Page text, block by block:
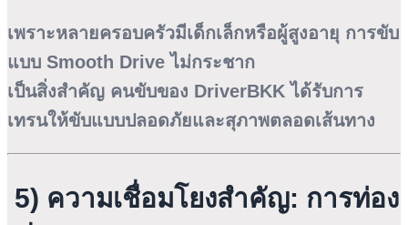
เพราะหลายครอบครัวมีเด็กเล็กหรือผู้สูงอายุ การขับ
แบบ Smooth Drive ไม่กระชาก
เป็นสิ่งสำคัญ คนขับของ DriverBKK ได้รับการ
เทรนให้ขับแบบปลอดภัยและสุภาพตลอดเส้นทาง
5) ความเชื่อมโยงสำคัญ: การท่อง